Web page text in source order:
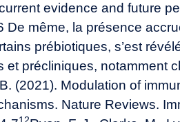
evidence and future
De même, la présence
prébiotiques, s’est
précliniques, notamment
(2021). Modulation of
Nature Reviews.